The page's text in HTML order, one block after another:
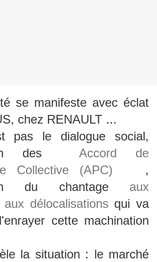
se manifeste avec éclat
chez RENAULT ...
pas le dialogue social,
desAccord de
Collective (APC)
,
du chantage aux
délocalisations qui va
cette machination
la situation : le marché